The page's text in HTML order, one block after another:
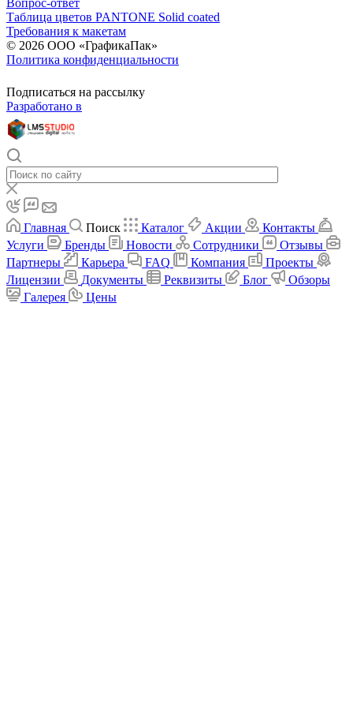
Вопрос-ответ
Таблица цветов PANTONE Solid coated
Требования к макетам
© 2026 ООО «ГрафикаПак»
Политика конфиденциальности
Подписаться на рассылку
Разработано в
Главная Поиск Каталог Акции
Контакты
Услуги
Бренды Новости Сотрудники
Отзывы
Партнеры
Карьера FAQ Компания
Проекты
Лицензии
Документы Реквизиты Блог
Обзоры
Галерея
Цены